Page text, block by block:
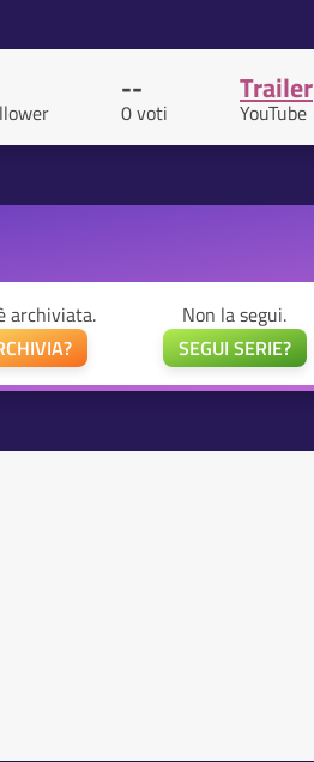
--
0 voti
Trailer
YouTube
archiviata.
Non la segui.
SEGUI SERIE?